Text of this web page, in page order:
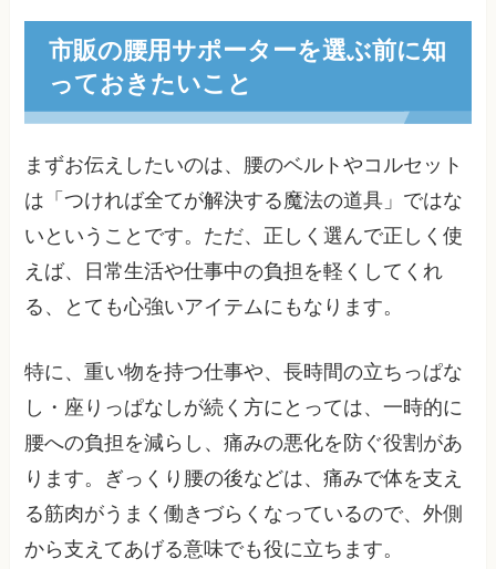
市販の腰用サポーターを選ぶ前に知
っておきたいこと
まずお伝えしたいのは、腰のベルトやコルセット
は「つければ全てが解決する魔法の道具」ではな
いということです。ただ、正しく選んで正しく使
えば、日常生活や仕事中の負担を軽くしてくれ
る、とても心強いアイテムにもなります。
特に、重い物を持つ仕事や、長時間の立ちっぱな
し・座りっぱなしが続く方にとっては、一時的に
腰への負担を減らし、痛みの悪化を防ぐ役割があ
ります。ぎっくり腰の後などは、痛みで体を支え
る筋肉がうまく働きづらくなっているので、外側
から支えてあげる意味でも役に立ちます。